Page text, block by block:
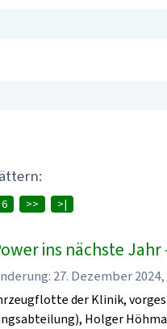
6 >> >|
ins nächste
27. Dezember 2024,
der Klinik,
Holger